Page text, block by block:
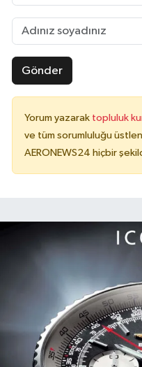
Gönder
Yorum yazarak topluluk
ve tüm sorumluluğu
AERONEWS24 hiçbir